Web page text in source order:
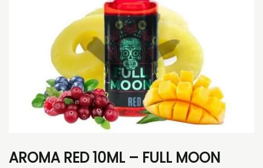
AROMA RED 10ML – FULL MOON